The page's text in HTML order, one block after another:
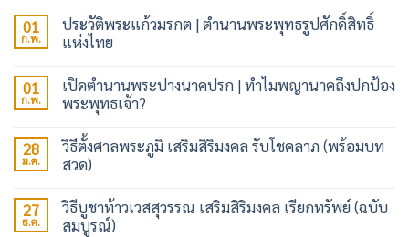
01
ก.พ.
ประวัติพระแก้วมรกต | ตำนานพระพุทธรูปศักดิ์สิทธิ์
แห่งไทย
01
ก.พ.
เปิดตำนานพระปางนาคปรก | ทำไมพญานาคถึงปกป้อง
พระพุทธเจ้า?
28
ม.ค.
วิธีตั้งศาลพระภูมิ เสริมสิริมงคล รับโชคลาภ (พร้อมบท
สวด)
27
ธ.ค.
วิธีบูชาท้าวเวสสุวรรณ เสริมสิริมงคล เรียกทรัพย์ (ฉบับ
สมบูรณ์)